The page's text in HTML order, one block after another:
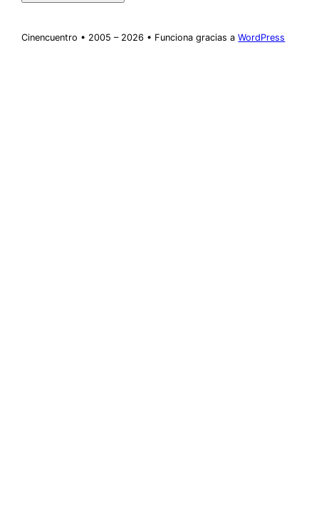
Cinencuentro • 2005 – 2026 • Funciona gracias aWordPress